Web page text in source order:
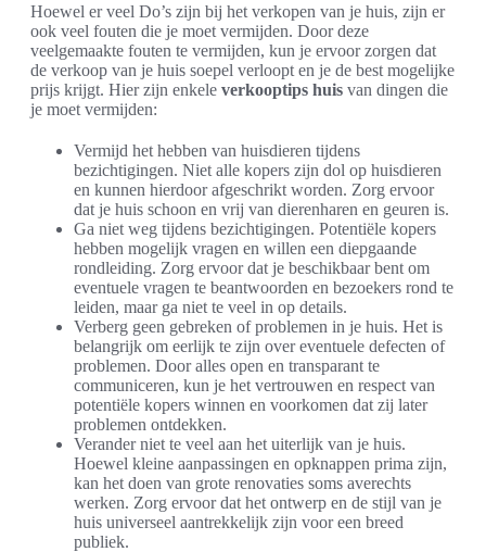
Hoewel er veel Do’s zijn bij het verkopen van je huis, zijn er
ook veel fouten die je moet vermijden. Door deze
veelgemaakte fouten te vermijden, kun je ervoor zorgen dat
de verkoop van je huis soepel verloopt en je de best mogelijke
prijs krijgt. Hier zijn enkele verkooptips huis van dingen die
je moet vermijden:
Vermijd het hebben van huisdieren tijdens
bezichtigingen. Niet alle kopers zijn dol op huisdieren
en kunnen hierdoor afgeschrikt worden. Zorg ervoor
dat je huis schoon en vrij van dierenharen en geuren is.
Ga niet weg tijdens bezichtigingen. Potentiële kopers
hebben mogelijk vragen en willen een diepgaande
rondleiding. Zorg ervoor dat je beschikbaar bent om
eventuele vragen te beantwoorden en bezoekers rond te
leiden, maar ga niet te veel in op details.
Verberg geen gebreken of problemen in je huis. Het is
belangrijk om eerlijk te zijn over eventuele defecten of
problemen. Door alles open en transparant te
communiceren, kun je het vertrouwen en respect van
potentiële kopers winnen en voorkomen dat zij later
problemen ontdekken.
Verander niet te veel aan het uiterlijk van je huis.
Hoewel kleine aanpassingen en opknappen prima zijn,
kan het doen van grote renovaties soms averechts
werken. Zorg ervoor dat het ontwerp en de stijl van je
huis universeel aantrekkelijk zijn voor een breed
publiek.